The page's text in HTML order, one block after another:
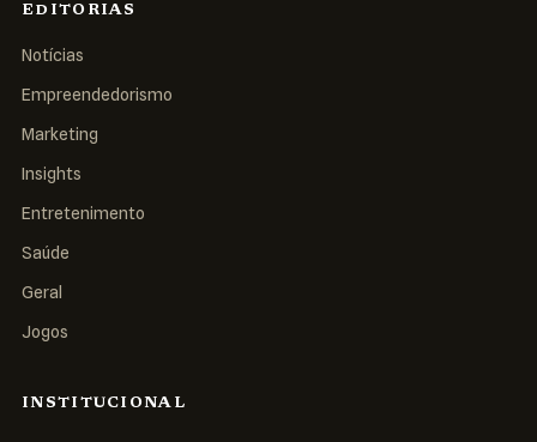
EDITORIAS
Notícias
Empreendedorismo
Marketing
Insights
Entretenimento
Saúde
Geral
Jogos
INSTITUCIONAL